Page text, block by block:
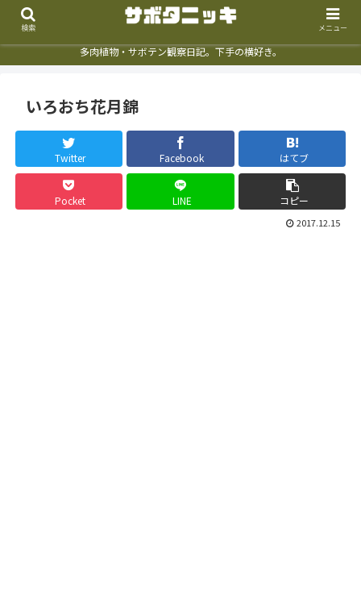
多肉植物・サボテン観察日記。下手の横好き。
いろおち花月錦
Twitter Facebook はてブ
Pocket LINE コピー
2017.12.15
検索 メニュー